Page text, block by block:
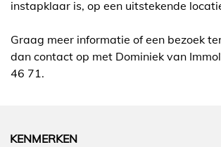
instapklaar is, op een uitstekende
Graag meer informatie of een bezoek
dan contact op met Dominiek van
46 71.
KENMERKEN